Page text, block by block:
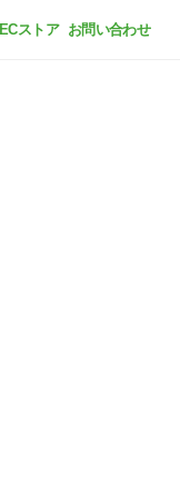
ECストア お問い合わせ